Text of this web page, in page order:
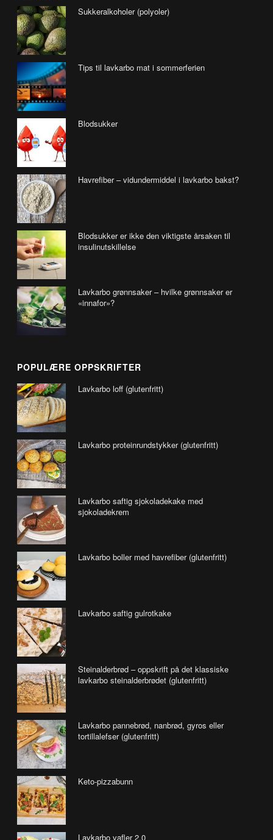
Sukkeralkoholer (polyoler)
Tips til lavkarbo mat i sommerferien
Blodsukker
Havrefiber – vidundermiddel i lavkarbo bakst?
Blodsukker er ikke den viktigste årsaken til
insulinutskillelse
Lavkarbo grønnsaker – hvilke grønnsaker er
«innafor»?
POPULÆRE OPPSKRIFTER
Lavkarbo loff (glutenfritt)
Lavkarbo proteinrundstykker (glutenfritt)
Lavkarbo saftig sjokoladekake med
sjokoladekrem
Lavkarbo boller med havrefiber (glutenfritt)
Lavkarbo saftig gulrotkake
Steinalderbrød – oppskrift på det klassiske
lavkarbo steinalderbrødet (glutenfritt)
Lavkarbo pannebrød, nanbrød, gyros eller
tortillalefser (glutenfritt)
Keto-pizzabunn
Lavkarbo vafler 2.0